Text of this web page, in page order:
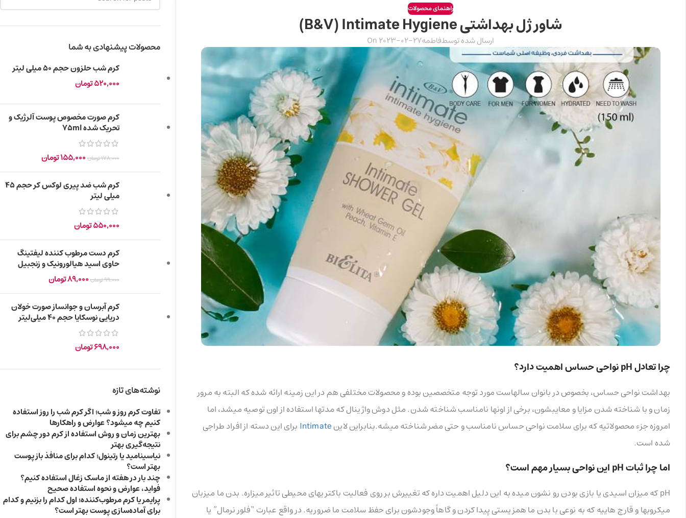
راهنمای محصولات
شاور ژل بهداشتی B&V) Intimate Hygiene)
ارسال شده توسطفاطمهOn 2023-02-27
چرا تعادل pH نواحی حساس اهمیت دارد؟
بهداشت نواحی حساس، بخصوص در بانوان سالهاست مورد توجه متخصصین بوده و محصولات مختلفی هم در این زمینه ارائه شده که البته به مرور
زمان و با شناخته شدن مزایا و معایبشون، برخی از اونها نامناسب شناخته شدن. مثل دوش واژینال که مدتها استفاده از اون توصیه میشد، اما
امروزه جزء محصولاتیه که برای سلامت نواحی حساس نامناسب و حتی مضر شناخته میشه.بنابراین لاینIntimate برای این دسته از افراد طراجی
شده است.
اما چرا ثبات pH این نواحی بسیار مهم است؟
pH که میزان اسیدی یا بازی بودن رو نشون میده به این دلیل اهمیت داره که تغییرش بر روی فعالیت باکتریهای محیطی تاثیر میزاره. بدن ما میزبان
میکروبها و قارچ هاییه که به نوعی با بدن ما همزیستی پیدا کردن و گاهاً وجودشون برای حفظ سلامت ما ضروریه. در واقع عبارت “فلور نرمال” یا
محصولات پیشنهادی به شما
کرم شب حلزون حجم ۵۰ میلی لیتر
520,000تومان
کرم صورت مخصوص پوست آلرژیک و
تحریک شده 75ml
178,000تومان155,000تومان
کرم شب ضد پیری لوکس کر حجم ۴۵
میلی لیتر
550,000تومان
کرم دست مرطوب کننده لیفتینگ
حاوی اسید هیالورونیک و زنجبیل
99,000تومان89,000تومان
کرم آبرسان و جوانساز صورت خولان
دریایی نوسکایا حجم 40 میلی‌لیتر
698,000تومان
نوشته‌های تازه
تفاوت کرم روز و شب؛ اگر کرم شب را روز استفاده
کنیم چه میشود؟ عوارض و راهکارها
بهترین زمان و روش استفاده از کرم دور چشم برای
نتیجه‌گیری بهتر
نیاسینامید یا رتینول؛ کدام برای منافذ باز پوست
بهتر است؟
چند بار در هفته از ماسک زغال استفاده کنیم؟
فواید، عوارض و نحوه استفاده صحیح
پرایمر یا کرم مرطوب‌کننده؛ اول کدام را بزنیم و کدام
برای آماده‌سازی پوست بهتر است؟